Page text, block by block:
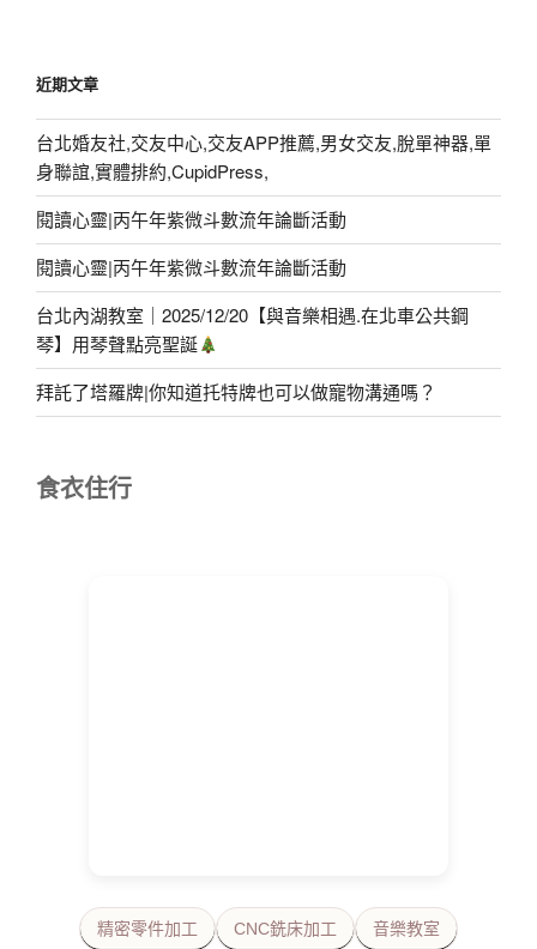
近期文章
台北婚友社,交友中心,交友APP推薦,男女交友,脫單神器,單
身聯誼,實體排約,CupidPress,
閱讀心靈|丙午年紫微斗數流年論斷活動
閱讀心靈|丙午年紫微斗數流年論斷活動
台北內湖教室｜2025/12/20【與音樂相遇.在北車公共鋼
琴】用琴聲點亮聖誕
拜託了塔羅牌|你知道托特牌也可以做寵物溝通嗎？
食衣住行
精密零件加工 CNC銑床加工 音樂教室